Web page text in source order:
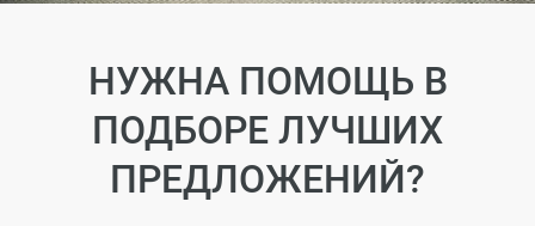
НУЖНА ПОМОЩЬ В
ПОДБОРЕ ЛУЧШИХ
ПРЕДЛОЖЕНИЙ?